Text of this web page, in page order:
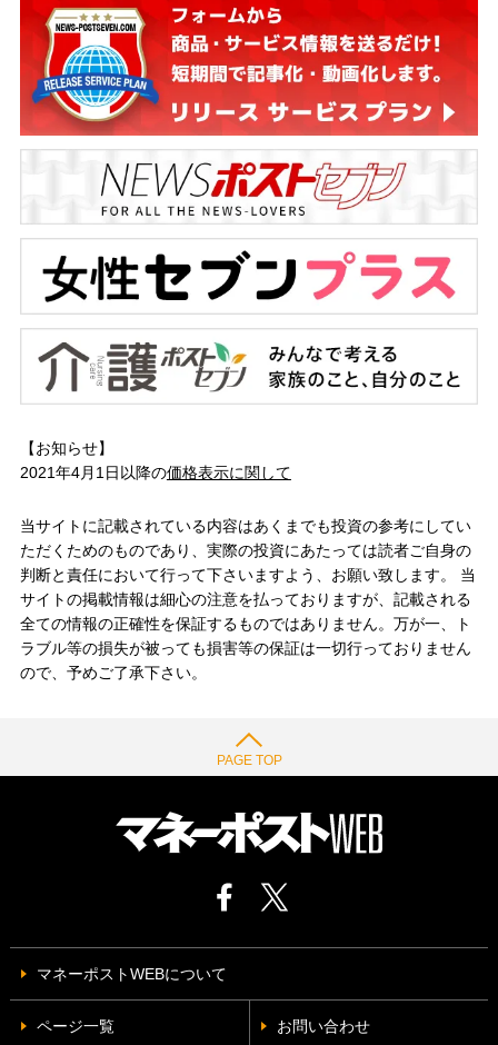
【お知らせ】
2021年4月1日以降の価格表示に関して
当サイトに記載されている内容はあくまでも投資の参考にしてい
ただくためのものであり、実際の投資にあたっては読者ご自身の
判断と責任において行って下さいますよう、お願い致します。 当
サイトの掲載情報は細心の注意を払っておりますが、記載される
全ての情報の正確性を保証するものではありません。万が一、ト
ラブル等の損失が被っても損害等の保証は一切行っておりません
ので、予めご了承下さい。
PAGE TOP
マネーポストWEBについて
ページ一覧 お問い合わせ